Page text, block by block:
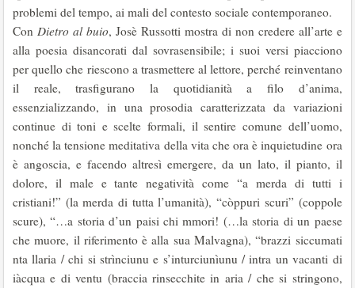
problemi del tempo, ai mali del contesto sociale contemporaneo.
Con Dietro al buio, Josè Russotti mostra di non credere all’arte e
alla poesia disancorati dal sovrasensibile; i suoi versi piacciono
per quello che riescono a trasmettere al lettore, perché reinventano
il reale, trasfigurano la quotidianità a filo d’anima,
essenzializzando, in una prosodia caratterizzata da variazioni
continue di toni e scelte formali, il sentire comune dell’uomo,
nonché la tensione meditativa della vita che ora è inquietudine ora
è angoscia, e facendo altresì emergere, da un lato, il pianto, il
dolore, il male e tante negatività come “a merda di tutti i
cristiani!” (la merda di tutta l’umanità), “còppuri scuri” (coppole
scure), “…a storia d’un paisi chi mmori! (…la storia di un paese
che muore, il riferimento è alla sua Malvagna), “brazzi siccumati
nta llaria / chi si strìnciunu e s’inturciunìunu / intra un vacanti di
iàcqua e di ventu (braccia rinsecchite in aria / che si stringono,